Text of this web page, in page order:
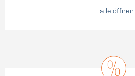
+ alle öffnen